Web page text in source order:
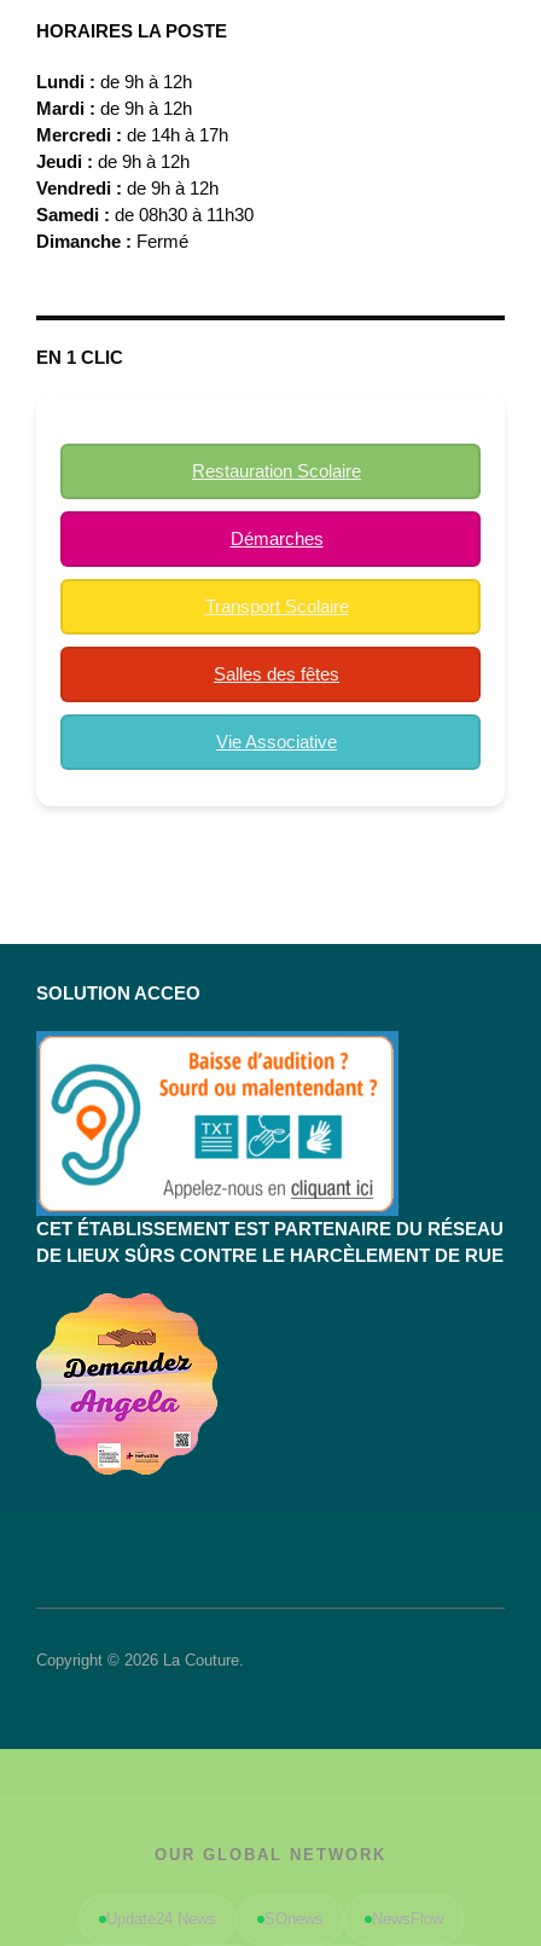
HORAIRES LA POSTE
Lundi : de 9h à 12h
Mardi : de 9h à 12h
Mercredi : de 14h à 17h
Jeudi : de 9h à 12h
Vendredi : de 9h à 12h
Samedi : de 08h30 à 11h30
Dimanche : Fermé
EN 1 CLIC
Restauration Scolaire
Démarches
Transport Scolaire
Salles des fêtes
Vie Associative
SOLUTION ACCEO
CET ÉTABLISSEMENT EST PARTENAIRE DU RÉSEAU
DE LIEUX SÛRS CONTRE LE HARCÈLEMENT DE RUE
Copyright © 2026 La Couture.
OUR GLOBAL NETWORK
Update24 News SOnews NewsFlow